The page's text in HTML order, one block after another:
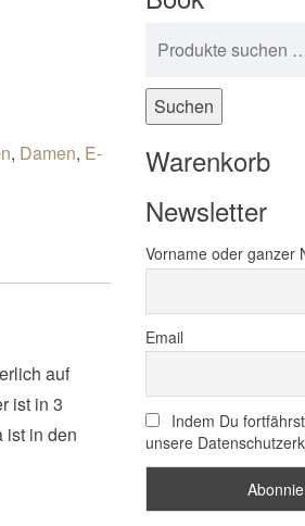
, Damen, E-
auf
ist in 3
ist in den
Suchen
Warenkorb
Newsletter
Vorname oder ganzer
Email
Indem Du
unsere